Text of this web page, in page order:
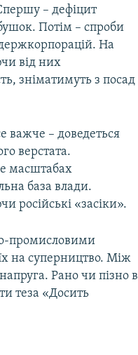
– дефіцит
Потім – спроби
держкорпорацій. На
від них
зніматимуть з посад
важче – доведеться
верстата.
масштабах
база влади.
російські «засіки».
промисловими
на суперництво. Між
Рано чи пізно в
теза «Досить